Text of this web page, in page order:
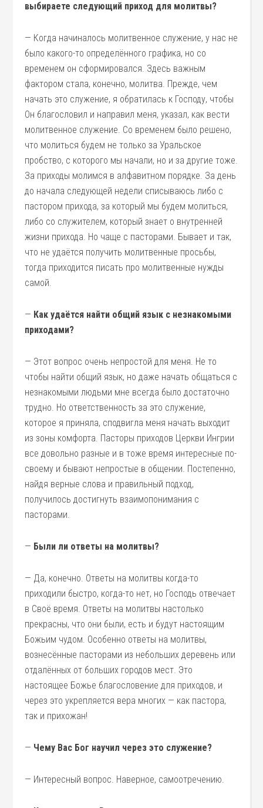
выбираете следующий приход для молитвы?
— Когда начиналось молитвенное служение, у нас не
было какого-то определённого графика, но со
временем он сформировался. Здесь важным
фактором стала, конечно, молитва. Прежде, чем
начать это служение, я обратилась к Господу, чтобы
Он благословил и направил меня, указал, как вести
молитвенное служение. Со временем было решено,
что молиться будем не только за Уральское
пробство, с которого мы начали, но и за другие тоже.
За приходы молимся в алфавитном порядке. За день
до начала следующей недели списываюсь либо с
пастором прихода, за который мы будем молиться,
либо со служителем, который знает о внутренней
жизни прихода. Но чаще с пасторами. Бывает и так,
что не удаётся получить молитвенные просьбы,
тогда приходится писать про молитвенные нужды
самой.
— Как удаётся найти общий язык с незнакомыми
приходами?
— Этот вопрос очень непростой для меня. Не то
чтобы найти общий язык, но даже начать общаться с
незнакомыми людьми мне всегда было достаточно
трудно. Но ответственность за это служение,
которое я приняла, сподвигла меня начать выходит
из зоны комфорта. Пасторы приходов Церкви Ингрии
все довольно разные и в тоже время интересные по-
своему и бывают непростые в общении. Постепенно,
найдя верные слова и правильный подход,
получилось достигнуть взаимопонимания с
пасторами.
— Были ли ответы на молитвы?
— Да, конечно. Ответы на молитвы когда-то
приходили быстро, когда-то нет, но Господь отвечает
в Своё время. Ответы на молитвы настолько
прекрасны, что они были, есть и будут настоящим
Божьим чудом. Особенно ответы на молитвы,
вознесённые пасторами из небольших деревень или
отдалённых от больших городов мест. Это
настоящее Божье благословение для приходов, и
через это укрепляется вера многих — как пастора,
так и прихожан!
— Чему Вас Бог научил через это служение?
— Интересный вопрос. Наверное, самоотречению.